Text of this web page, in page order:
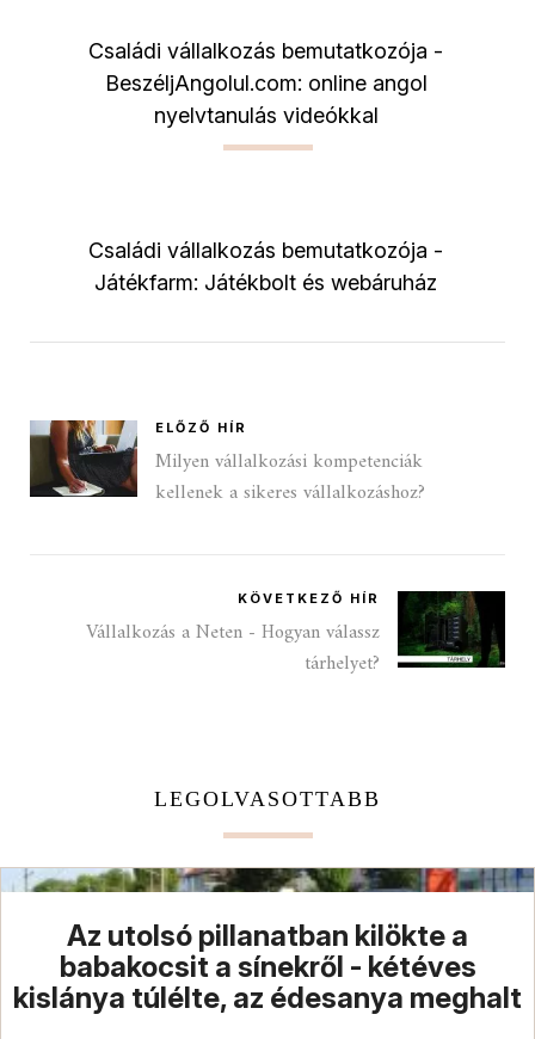
Családi vállalkozás bemutatkozója -
BeszéljAngolul.com: online angol
nyelvtanulás videókkal
Családi vállalkozás bemutatkozója -
Játékfarm: Játékbolt és webáruház
ELŐZŐ HÍR
Milyen vállalkozási kompetenciák
kellenek a sikeres vállalkozáshoz?
KÖVETKEZŐ HÍR
Vállalkozás a Neten - Hogyan válassz
tárhelyet?
LEGOLVASOTTABB
Az utolsó pillanatban kilökte a
babakocsit a sínekről - kétéves
kislánya túlélte, az édesanya meghalt